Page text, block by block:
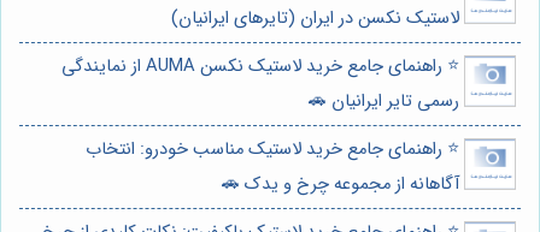
لاستیک نکسن در ایران (تایرهای ایرانیان)
⭐️ راهنمای جامع خرید لاستیک نکسن AUMA از نمایندگی
رسمی تایر ایرانیان 🚗
⭐️ راهنمای جامع خرید لاستیک مناسب خودرو: انتخاب
آگاهانه از مجموعه چرخ و یدک 🚗